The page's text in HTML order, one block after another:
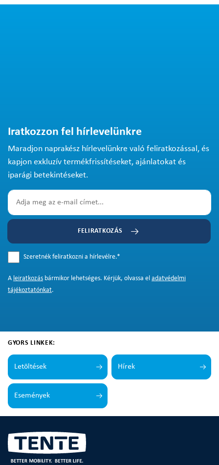
Iratkozzon fel hírlevelünkre
Maradjon naprakész hírlevelünkre való feliratkozással, és
kapjon exkluzív termékfrissítéseket, ajánlatokat és
iparági betekintéseket.
FELIRATKOZÁS
Szeretnék feliratkozni a hírlevélre.*
A leiratkozás bármikor lehetséges. Kérjük, olvassa el adatvédelmi
tájékoztatónkat.
GYORS LINKEK:
Letöltések Hírek
Események